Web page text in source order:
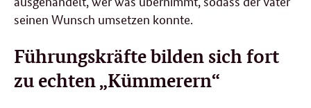
seinen Wunsch umsetzen konnte.
Führungskräfte bilden sich fort
zu echten „Kümmerern“